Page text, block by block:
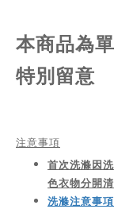
本商品為
特別留意
注意事項
首次洗滌因
色衣物分開
洗滌注意事